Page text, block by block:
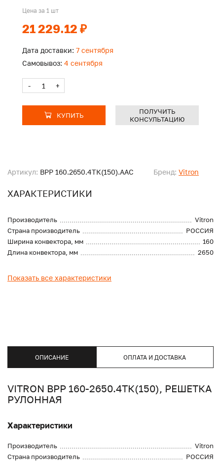
Артикул: ВРР 160.2650.4ТК(150).ААС Бренд: Vitron
ХАРАКТЕРИСТИКИ
Производитель
Vitron
Страна производитель
РОССИЯ
Ширина конвектора, мм
160
Длина конвектора, мм
2650
Показать все характеристики
Цена за 1 шт
21 229.12 ₽
Дата доставки: 7 сентября
Самовывоз: 4 сентября
- +
КУПИТЬ
ПОЛУЧИТЬ
КОНСУЛЬТАЦИЮ
ОПИСАНИЕ ОПЛАТА И ДОСТАВКА
VITRON ВРР 160-2650.4ТК(150), РЕШЕТКА
РУЛОННАЯ
Характеристики
Производитель
Vitron
Страна производитель
РОССИЯ